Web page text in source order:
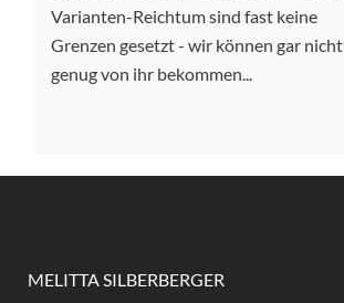
Varianten-Reichtum sind fast keine
Grenzen gesetzt - wir können gar nicht
genug von ihr bekommen...
MELITTA SILBERBERGER